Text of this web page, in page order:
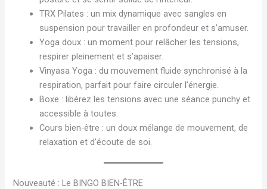
TRX Pilates : un mix dynamique avec sangles en
suspension pour travailler en profondeur et s’amuser.
Yoga doux : un moment pour relâcher les tensions,
respirer pleinement et s’apaiser.
Vinyasa Yoga : du mouvement fluide synchronisé à la
respiration, parfait pour faire circuler l’énergie.
Boxe : libérez les tensions avec une séance punchy et
accessible à toutes.
Cours bien-être : un doux mélange de mouvement, de
relaxation et d’écoute de soi.
Nouveauté : Le BINGO BIEN-ÊTRE